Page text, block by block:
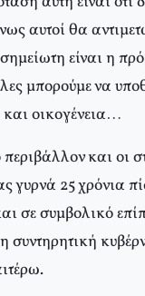
αυτοί θα
είναι η
μπορούμε να
οικογένεια…
και οι
γυρνά 25 χρόνια
σε συμβολικό
η συντηρητική